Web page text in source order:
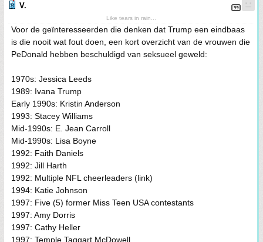
V.
Like tears in rain...
Voor de geïnteresseerden die denken dat Trump een eindbaas
is die nooit wat fout doen, een kort overzicht van de vrouwen die
PeDonald hebben beschuldigd van seksueel geweld:
1970s: Jessica Leeds
1989: Ivana Trump
Early 1990s: Kristin Anderson
1993: Stacey Williams
Mid-1990s: E. Jean Carroll
Mid-1990s: Lisa Boyne
1992: Faith Daniels
1992: Jill Harth
1992: Multiple NFL cheerleaders (link)
1994: Katie Johnson
1997: Five (5) former Miss Teen USA contestants
1997: Amy Dorris
1997: Cathy Heller
1997: Temple Taggart McDowell